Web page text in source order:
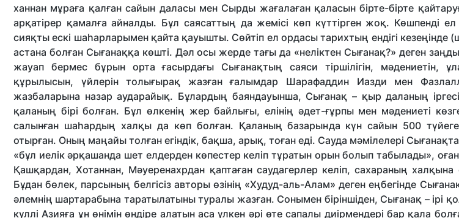
ханнан мұраға қалған са­­йын даласы мен Сырды жағалаған қаласын бірте-бірте
арқатірер қамалға айналды. Бұл саясаттың да жемісі көп күттірген жоқ. Көшпенді
сияқты ескі шаһарларымен қайта қауышты. Сөйтіп ел ордасы тарих­тың ендігі кезеңінде
астана болған Сығанаққа көшті. Дәл осы жерде тағы да «неліктен Сығанақ?» деген
жауап бермес бұрын орта ғасырдағы Сығанақтың саяси тір­ші­лігін, мәдениетін,
құрылысын, үйлерін толығырақ жазған ғалымдар Шарафаддин Иазди мен
жазбаларына назар аударайық. Бұлардың баяндауынша, Сығанақ – қыр даланың
қаланың бірі болған. Бұл өлкенің жер байлығы, елінің әдет-ғұрпы мен мәдениеті
салынған шаһардың халқы да көп болған. Қаланың базарында күн сайын 500
отырған. Оның маңайы толған егіндік, бақша, арық, тоған еді. Сауда мәмілелері
«бұл иелік әр­қашан­да шет елдерден көпестер келіп тұра­тын орын болып табылады», оған
Қашқардан, Хотаннан, Мәуеренахрдан қаптаған сау­дагерлер келіп, сахараның халқына
Бұдан бөлек, парсының белгісіз авторы өзінің «Худуд-аль-Алам» деген еңбегінде
әлемнің шартарабына таратылатыны туралы жазған. Сонымен біріншіден, Сығанақ – ірі
күллі Азияға ұн өнімін өндіре алатын аса үлкен әрі өте сапалы диірмендері бар қала